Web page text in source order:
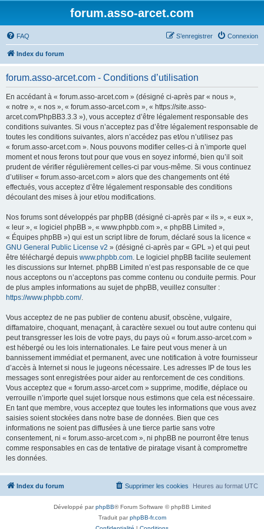
forum.asso-arcet.com
FAQ Connexion
S’enregistrer
Index du forum
forum.asso-arcet.com - Conditions d’utilisation
En accédant à « forum.asso-arcet.com » (désigné ci-après par « nous »,
« notre », « nos », « forum.asso-arcet.com », « https://site.asso-
arcet.com/PhpBB3.3.3 »), vous acceptez d’être légalement responsable des
conditions suivantes. Si vous n’acceptez pas d’être légalement responsable de
toutes les conditions suivantes, alors n’accédez pas et/ou n’utilisez pas
« forum.asso-arcet.com ». Nous pouvons modifier celles-ci à n’importe quel
moment et nous ferons tout pour que vous en soyez informé, bien qu’il soit
prudent de vérifier régulièrement celles-ci par vous-même. Si vous continuez
d’utiliser « forum.asso-arcet.com » alors que des changements ont été
effectués, vous acceptez d’être légalement responsable des conditions
découlant des mises à jour et/ou modifications.
Nos forums sont développés par phpBB (désigné ci-après par « ils », « eux »,
« leur », « logiciel phpBB », « www.phpbb.com », « phpBB Limited »,
« Équipes phpBB ») qui est un script libre de forum, déclaré sous la licence «
GNU General Public License v2 » (désigné ci-après par « GPL ») et qui peut
être téléchargé depuis www.phpbb.com. Le logiciel phpBB facilite seulement
les discussions sur Internet. phpBB Limited n’est pas responsable de ce que
nous acceptons ou n’acceptons pas comme contenu ou conduite permis. Pour
de plus amples informations au sujet de phpBB, veuillez consulter :
https://www.phpbb.com/.
Vous acceptez de ne pas publier de contenu abusif, obscène, vulgaire,
diffamatoire, choquant, menaçant, à caractère sexuel ou tout autre contenu qui
peut transgresser les lois de votre pays, du pays où « forum.asso-arcet.com »
est hébergé ou les lois internationales. Le faire peut vous mener à un
bannissement immédiat et permanent, avec une notification à votre fournisseur
d’accès à Internet si nous le jugeons nécessaire. Les adresses IP de tous les
messages sont enregistrées pour aider au renforcement de ces conditions.
Vous acceptez que « forum.asso-arcet.com » supprime, modifie, déplace ou
verrouille n’importe quel sujet lorsque nous estimons que cela est nécessaire.
En tant que membre, vous acceptez que toutes les informations que vous avez
saisies soient stockées dans notre base de données. Bien que ces
informations ne soient pas diffusées à une tierce partie sans votre
consentement, ni « forum.asso-arcet.com », ni phpBB ne pourront être tenus
comme responsables en cas de tentative de piratage visant à compromettre
les données.
Index du forum Heures au format UTC
Supprimer les cookies
Développé parphpBB® Forum Software © phpBB Limited
Traduit parphpBB-fr.com